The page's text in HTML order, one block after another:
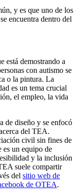
y es que uno de los
encuentra dentro del
está demostrando a
con autismo se
o la pintura. La
es un tema crucial
el empleo, la vida
de diseño y se enfocó
del TEA.
civil sin fines de
es un equipo de
y la inclusión
suele compartir
del sitio web de
de OTEA.